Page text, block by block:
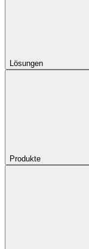
Lösungen
Produkte